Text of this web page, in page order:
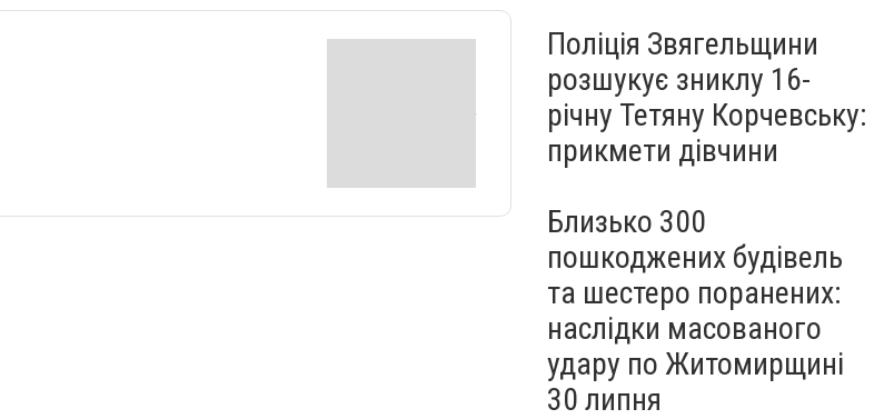
Поліція Звягельщини
розшукує зниклу 16-
річну Тетяну Корчевську:
прикмети дівчини
Близько 300
пошкоджених будівель
та шестеро поранених:
наслідки масованого
удару по Житомирщині
30 липня